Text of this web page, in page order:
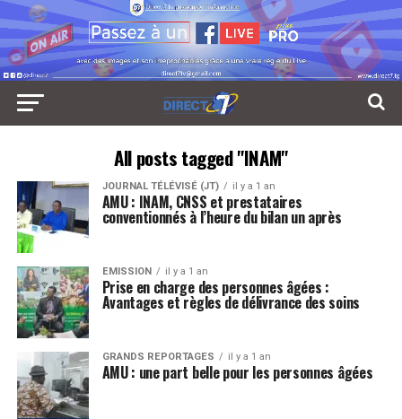
All posts tagged "INAM"
JOURNAL TÉLÉVISÉ (JT) il y a 1 an
AMU : INAM, CNSS et prestataires
conventionnés à l’heure du bilan un après
EMISSION il y a 1 an
Prise en charge des personnes âgées :
Avantages et règles de délivrance des soins
GRANDS REPORTAGES il y a 1 an
AMU : une part belle pour les personnes âgées